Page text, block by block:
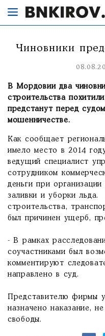
Чиновники
В Мордовии два
строительства
предстанут перед
мошенничестве.
Как сообщает
имело место в 2014
ведущий специалист
сотрудником
деньги при
заливки и уборки льда.
строительства,
был причинен ущерб,
- В рамках
соучастниками был
комментируют
направлено в суд.
Представителю фирмы
назначено наказание,
свободы.